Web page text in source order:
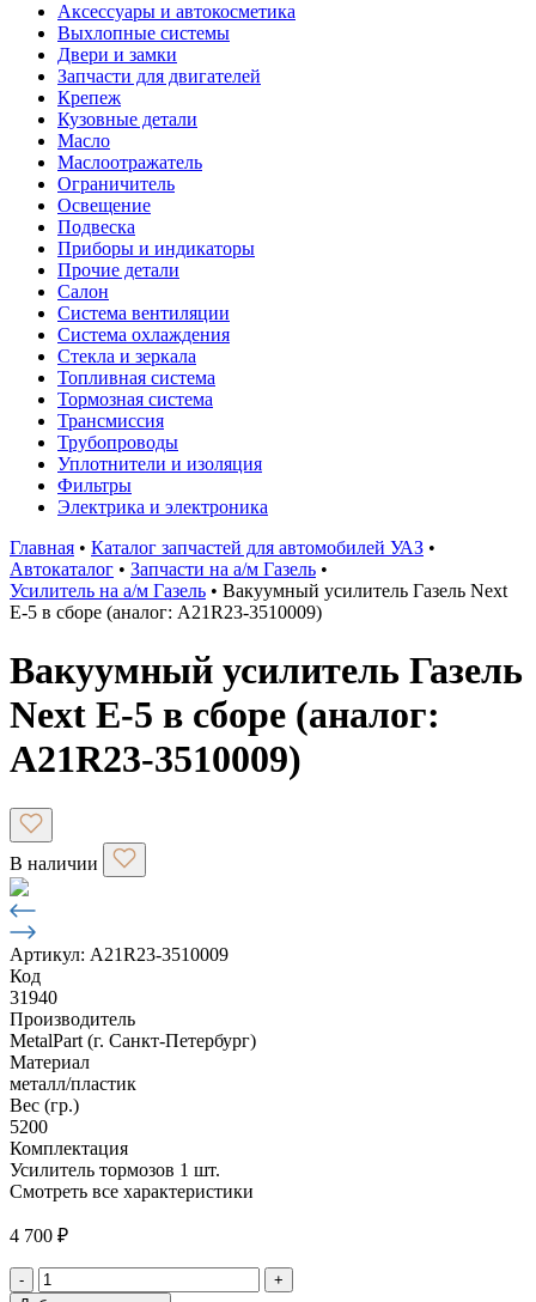
Аксессуары и автокосметика
Выхлопные системы
Двери и замки
Запчасти для двигателей
Крепеж
Кузовные детали
Масло
Маслоотражатель
Ограничитель
Освещение
Подвеска
Приборы и индикаторы
Прочие детали
Салон
Система вентиляции
Система охлаждения
Стекла и зеркала
Топливная система
Тормозная система
Трансмиссия
Трубопроводы
Уплотнители и изоляция
Фильтры
Электрика и электроника
Главная • Каталог запчастей для автомобилей УАЗ •
Автокаталог • Запчасти на а/м Газель •
Усилитель на а/м Газель • Вакуумный усилитель Газель Next
Е-5 в сборе (аналог: A21R23-3510009)
Вакуумный усилитель Газель
Next Е-5 в сборе (аналог:
A21R23-3510009)
В наличии
Артикул: A21R23-3510009
Код
31940
Производитель
MetalPart (г. Санкт-Петербург)
Материал
металл/пластик
Вес (гр.)
5200
Комплектация
Усилитель тормозов 1 шт.
Смотреть все характеристики
4 700 ₽
- +